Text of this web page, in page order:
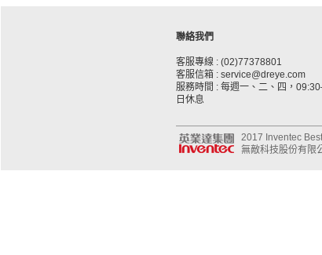
聯絡我們
客服專線 : (02)77378801
客服信箱 : service@dreye.com
服務時間 : 每週一、二、四，
日休息
2017 Inventec
無敵科技股份有限